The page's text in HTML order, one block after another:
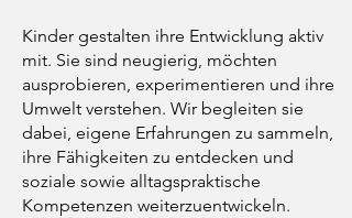
Kinder gestalten ihre Entwicklung aktiv
mit. Sie sind neugierig, möchten
ausprobieren, experimentieren und ihre
Umwelt verstehen. Wir begleiten sie
dabei, eigene Erfahrungen zu sammeln,
ihre Fähigkeiten zu entdecken und
soziale sowie alltagspraktische
Kompetenzen weiterzuentwickeln.